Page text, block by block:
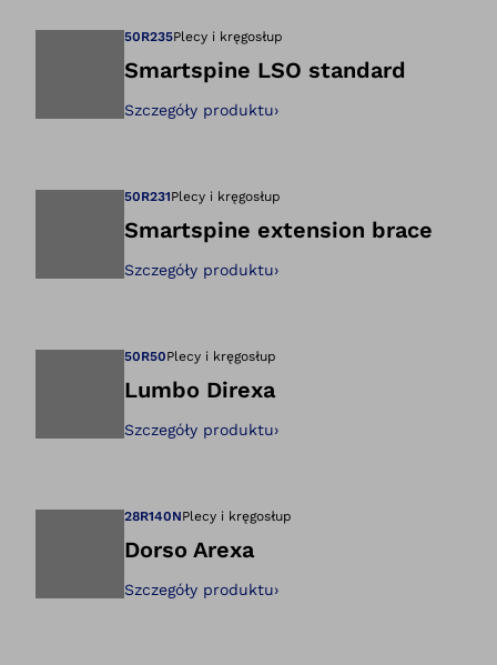
50R235Plecy i kręgosłup
Smartspine LSO standard
Szczegóły produktu›
50R231Plecy i kręgosłup
Smartspine extension brace
Szczegóły produktu›
50R50Plecy i kręgosłup
Lumbo Direxa
Szczegóły produktu›
28R140NPlecy i kręgosłup
Dorso Arexa
Szczegóły produktu›